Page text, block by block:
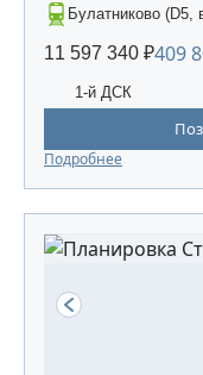
Булатниково (D5,
11 597 340 ₽409
1-й ДСК
Подробнее